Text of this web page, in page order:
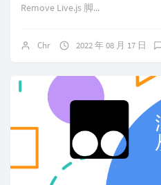
Remove Live.js 脚...
Chr 2022 年 08 月 17 日